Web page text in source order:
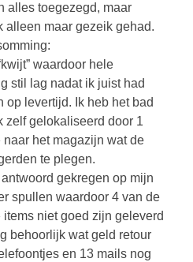
alles toegezegd, maar
alleen maar gezeik gehad.
waardoor hele
stil lag nadat ik juist had
op levertijd. Ik heb het bad
zelf gelokaliseerd door 1
naar het magazijn wat de
te plegen.
gekregen op mijn
spullen waardoor 4 van de
items niet goed zijn geleverd
behoorlijk wat geld retour
en 13 mails nog